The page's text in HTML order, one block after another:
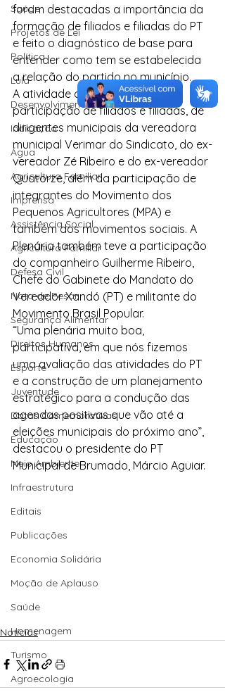
Saúde
Projetos de Lei
Política
Lula
Desenvolvimento Territorial
Indicação
Água
Agricultura Familiar
Imprensa
Assistência Social
Agricultura Familiar
Defesa Civil
Nota de Pesar
Segurança Alimentar
Direitos Humanos
Esporte
Juventude
Datas Comemorativas
Educação
Meio Ambiente
Infraestrutura
Editais
Publicações
Economia Solidária
Moção de Aplauso
Saúde
Homenagem
Turismo
Agroecologia
foram destacadas a importância da
formação de filiados e filiadas do PT
e feito o diagnóstico de base para
entender como tem se estabelecida
a relação do partido no município.
A atividade contou com grande
participação de filiados e filiadas, de
dirigentes municipais da vereadora
municipal Verimar do Sindicato, do ex-
vereador Zé Ribeiro e do ex-vereador
Quatorze, além da participação de
integrantes do Movimento dos
Pequenos Agricultores (MPA) e
também dos movimentos sociais. A
Plenária também teve a participação
do companheiro Guilherme Ribeiro,
Chefe do Gabinete do Mandato do
Vereador Xandó (PT) e militante do
Movimento Brasil Popular.
“Uma plenária muito boa,
participativa, em que nós fizemos
uma avaliação das atividades do PT
e a construção de um planejamento
estratégico para a condução das
agendas positivas que vão até a
eleições municipais do próximo ano”,
destacou o presidente do PT
Municipal de Brumado, Márcio Aguiar.
Notícias